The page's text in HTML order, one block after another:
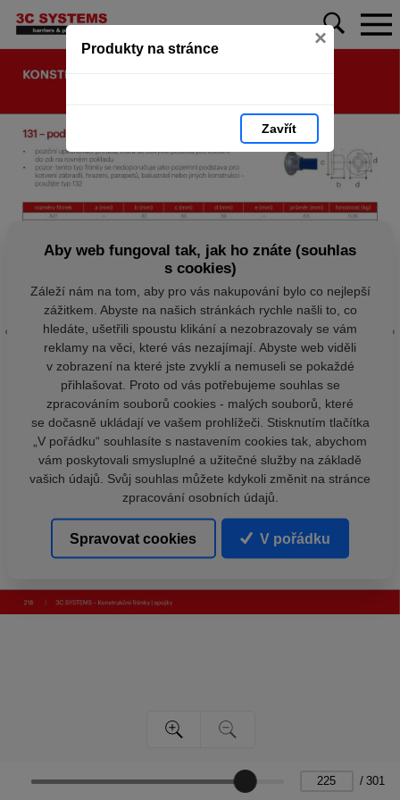
Produkty na stránce ×
Zavřít
/ 301
Aby web fungoval tak, jak ho znáte (souhlas
s cookies)
Záleží nám na tom, aby pro vás nakupování bylo co nejlepší
zážitkem. Abyste na našich stránkách rychle našli to, co
hledáte, ušetřili spoustu klikání a nezobrazovaly se vám
reklamy na věci, které vás nezajímají. Abyste web viděli
v zobrazení na které jste zvyklí a nemuseli se pokaždé
přihlašovat. Proto od vás potřebujeme souhlas se
zpracováním souborů cookies - malých souborů, které
se dočasně ukládají ve vašem prohlížeči. Stisknutím tlačítka
„V pořádku“ souhlasíte s nastavením cookies tak, abychom
vám poskytovali smysluplné a užitečné služby na základě
vašich údajů. Svůj souhlas můžete kdykoli změnit na stránce
zpracování osobních údajů.
Spravovat cookies V pořádku